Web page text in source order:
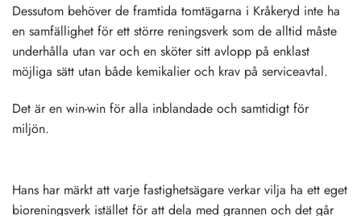
Dessutom behöver de framtida tomtägarna i Kråkeryd inte ha
en samfällighet för ett större reningsverk som de alltid måste
underhålla utan var och en sköter sitt avlopp på enklast
möjliga sätt utan både kemikalier och krav på serviceavtal.
Det är en win-win för alla inblandade och samtidigt för
miljön.
Hans har märkt att varje fastighetsägare verkar vilja ha ett eget
bioreningsverk istället för att dela med grannen och det går